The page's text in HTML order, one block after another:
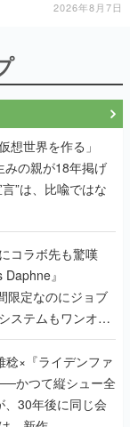
2026年8月7日
想世界を作る」
の親が18年掲げ
”は、比喩ではな
コラボ先も驚嘆
』
限定なのにジョブ
ステムもワンオフ
ディレクターに聞
稔×『ライデンファ
かつて縦シュー全
30年後に同じ会